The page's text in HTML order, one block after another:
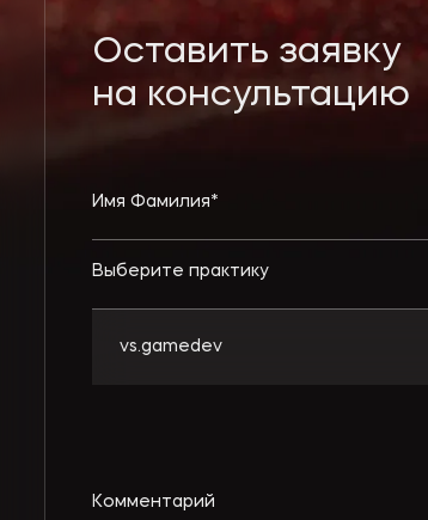
Оставить заявку
на консультацию
Выберите практику
vs.gamedev